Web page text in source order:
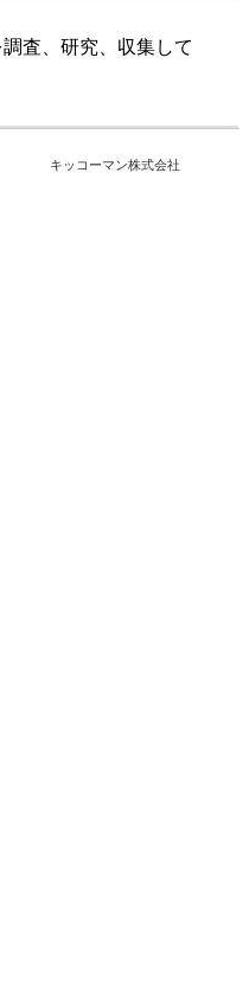
査、研究、収集して
キッコーマン株式会社